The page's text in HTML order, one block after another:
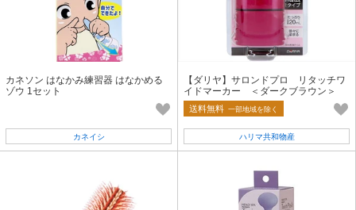
カネソン はなかみ練習器 はなかめる
ゾウ 1セット
カネイシ
【ダリヤ】サロンドプロ リタッチワ
イドマーカー ＜ダークブラウン＞
【ヘアカラー・白髪用】
送料無料 一部地域を除く
ハリマ共和物産